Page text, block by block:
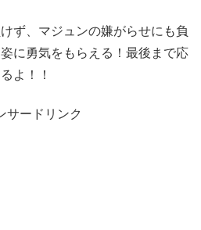
ず、マジュンの嫌がらせにも負
に勇気をもらえる！最後まで応
よ！！
サードリンク